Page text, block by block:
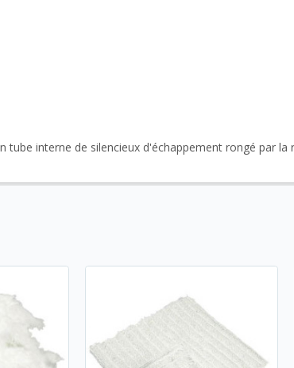
tube interne de silencieux d'échappement rongé par